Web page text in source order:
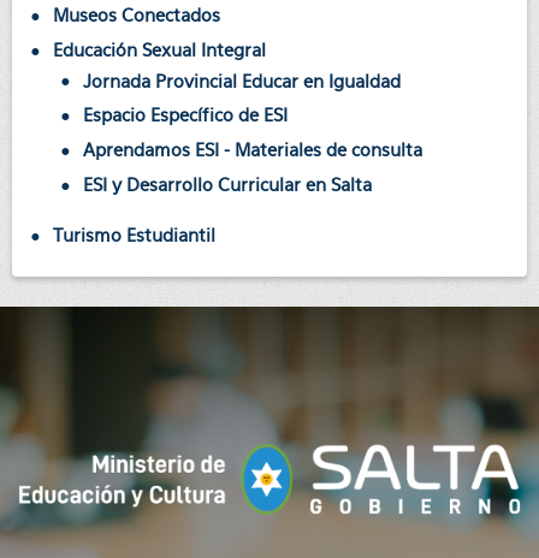
Museos Conectados
Educación Sexual Integral
Jornada Provincial Educar en Igualdad
Espacio Específico de ESI
Aprendamos ESI - Materiales de consulta
ESI y Desarrollo Curricular en Salta
Turismo Estudiantil